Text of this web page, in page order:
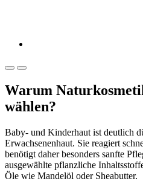
Warum
wählen?
Baby- und Kinderhaut ist deutlich
Erwachsenenhaut. Sie reagiert
benötigt daher besonders sanfte
ausgewählte pflanzliche
Öle wie Mandelöl oder Sheabutter.